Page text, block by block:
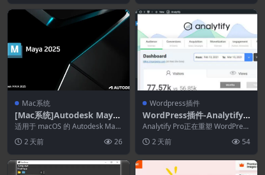
Mac系统
[Mac系统]Autodesk Maya
2027.2
适用于 macOS 的 Autodesk May
2 天前 26
Wordpress插件
WordPress插件-Analytify
Pro 9.1.1+Addons-WordPr
ess中的谷歌分析插件
Analytify Pro正在重塑 WordPress
2 天前 54